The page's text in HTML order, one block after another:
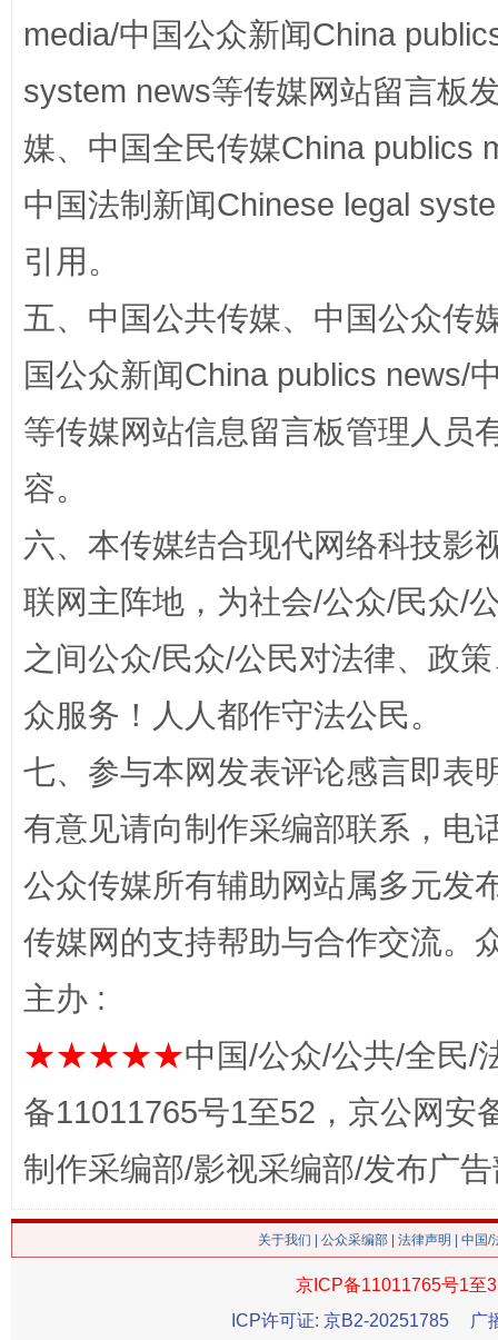
网上购药对药下症？
这是一记警钟！ 谢
“刷贴”乱象丛生
生
media/中国公众新闻China
system news等传媒网站留言板
媒、中国全民传媒China publics
中国法制新闻Chinese legal
引用。
五、中国公共传媒、中国公众传
国公众新闻China publics news/
等传媒网站信息留言板管理人员
容。
六、本传媒结合现代网络科技影
联网主阵地，为社会/公众/民众/
之间公众/民众/公民对法律、政
众服务！人人都作守法公民。
七、参与本网发表评论感言即表
有意见请向制作采编部联系，电
公众传媒所有辅助网站属多元发
传媒网的支持帮助与合作交流。
主办 :
★★★★★中国/公众/公共/全民/
备11011765号1至52，京公网安
制作采编部/影视采编部/发布广
关于我们 公众采编部 法律声明 | 中国
京ICP备11011765号1至
ICP许可证: 京B2-20251785
广